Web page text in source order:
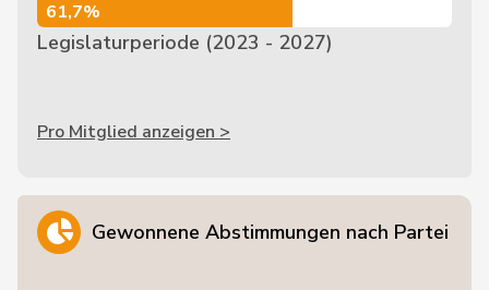
61,7%
61,7%
Legislaturperiode (2023 - 2027)
Pro Mitglied anzeigen >
Gewonnene Abstimmungen nach Partei